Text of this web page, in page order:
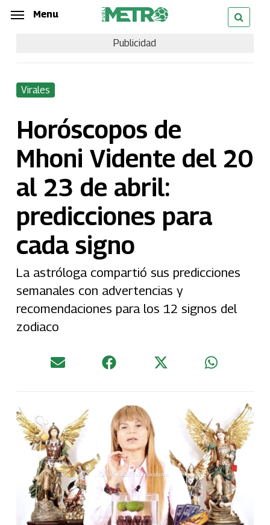
Skip
content
Menu
Publicidad
Virales
Horóscopos de
Mhoni Vidente del 20
al 23 de abril:
predicciones para
cada signo
La astróloga compartió sus predicciones
semanales con advertencias y
recomendaciones para los 12 signos del
zodiaco
Menu